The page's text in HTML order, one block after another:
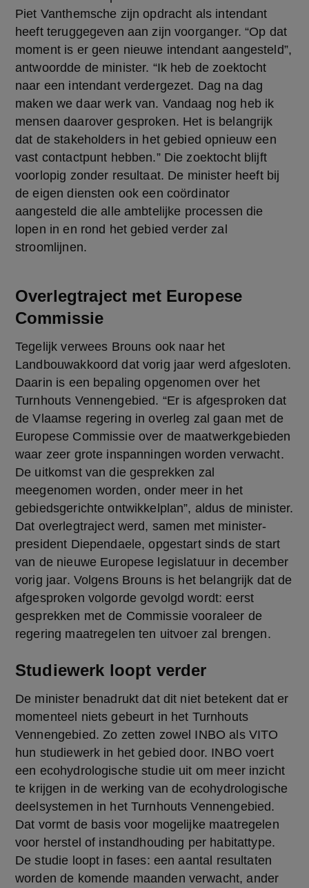
Piet Vanthemsche zijn opdracht als intendant
heeft teruggegeven aan zijn voorganger. “Op dat
moment is er geen nieuwe intendant aangesteld”,
antwoordde de minister. “Ik heb de zoektocht
naar een intendant verdergezet. Dag na dag
maken we daar werk van. Vandaag nog heb ik
mensen daarover gesproken. Het is belangrijk
dat de stakeholders in het gebied opnieuw een
vast contactpunt hebben.” Die zoektocht blijft
voorlopig zonder resultaat. De minister heeft bij
de eigen diensten ook een coördinator
aangesteld die alle ambtelijke processen die
lopen in en rond het gebied verder zal
stroomlijnen.
Overlegtraject met Europese
Commissie
Tegelijk verwees Brouns ook naar het
Landbouwakkoord dat vorig jaar werd afgesloten.
Daarin is een bepaling opgenomen over het
Turnhouts Vennengebied. “Er is afgesproken dat
de Vlaamse regering in overleg zal gaan met de
Europese Commissie over de maatwerkgebieden
waar zeer grote inspanningen worden verwacht.
De uitkomst van die gesprekken zal
meegenomen worden, onder meer in het
gebiedsgerichte ontwikkelplan”, aldus de minister.
Dat overlegtraject werd, samen met minister-
president Diependaele, opgestart sinds de start
van de nieuwe Europese legislatuur in december
vorig jaar. Volgens Brouns is het belangrijk dat de
afgesproken volgorde gevolgd wordt: eerst
gesprekken met de Commissie vooraleer de
regering maatregelen ten uitvoer zal brengen.
Studiewerk loopt verder
De minister benadrukt dat dit niet betekent dat er
momenteel niets gebeurt in het Turnhouts
Vennengebied. Zo zetten zowel INBO als VITO
hun studiewerk in het gebied door. INBO voert
een ecohydrologische studie uit om meer inzicht
te krijgen in de werking van de ecohydrologische
deelsystemen in het Turnhouts Vennengebied.
Dat vormt de basis voor mogelijke maatregelen
voor herstel of instandhouding per habitattype.
De studie loopt in fases: een aantal resultaten
worden de komende maanden verwacht, ander